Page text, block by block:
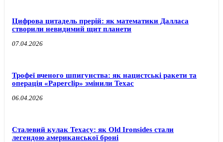
Цифрова цитадель прерій: як математики Далласа
створили невидимий щит планети
07.04.2026
Трофеї вченого шпигунства: як нацистські ракети та
операція «Paperclip» змінили Техас
06.04.2026
Сталевий кулак Техасу: як Old Ironsides стали
легендою американської броні